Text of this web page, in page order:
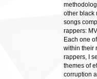
other black
songs
rappers:
Each one
within their
rappers, I
themes of
corruption